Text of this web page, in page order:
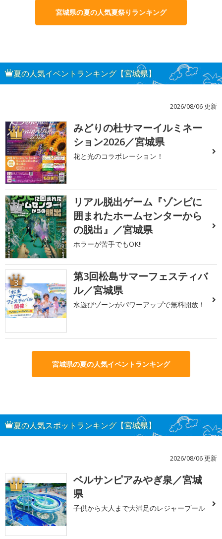
宮城県の夏の人気夏祭りランキング
夏の人気イベントランキング【宮城県】
2026/08/06 更新
1
みどりの杜サマーイルミネー
ション2026／宮城県
花と光のコラボレーション！
2
リアル脱出ゲーム『ゾンビに
囲まれたホームセンターから
の脱出』／宮城県
ホラーが苦手でもOK!!
3
第3回松島サマーフェスティバ
ル／宮城県
水遊びゾーンがパワーアップで無料開放！
宮城県の夏の人気イベントランキング
夏の人気スポットランキング【宮城県】
2026/08/06 更新
1
ベルサンピアみやぎ泉／宮城
県
子供から大人まで大満足のレジャープール